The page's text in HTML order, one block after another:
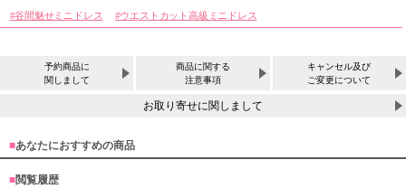
谷間魅せミニドレス ウエストカット高級ミニドレス
予約商品に
関しまして
商品に関する
注意事項
キャンセル及び
ご変更について
お取り寄せに関しまして
■あなたにおすすめの商品
■閲覧履歴